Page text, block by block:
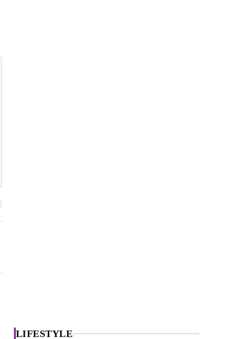
LIFESTYLE